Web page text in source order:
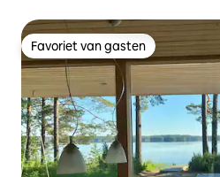
Favoriet van gasten
Favoriet van gasten